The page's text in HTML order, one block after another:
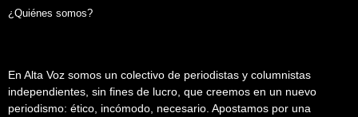
¿Quiénes somos?
En Alta Voz somos un colectivo de periodistas y columnistas
independientes, sin fines de lucro, que creemos en un nuevo
periodismo: ético, incómodo, necesario. Apostamos por una